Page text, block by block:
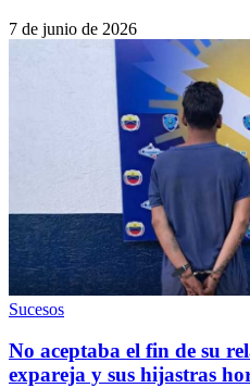
7 de junio de 2026
Sucesos
No aceptaba el fin de su
expareja y sus hijastras